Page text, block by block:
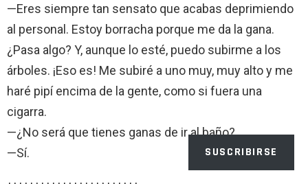
—Eres siempre tan sensato que acabas deprimiendo
al personal. Estoy borracha porque me da la gana.
¿Pasa algo? Y, aunque lo esté, puedo subirme a los
árboles. ¡Eso es! Me subiré a uno muy, muy alto y me
haré pipí encima de la gente, como si fuera una
cigarra.
—¿No será que tienes ganas de ir al baño?
—Sí.
SUSCRIBIRSE